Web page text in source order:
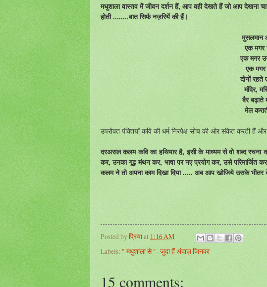
मधुशाला वास्तव में जीवन दर्शन हैं, आप वही देखते हैं जो आप देखना
होती ........बात सिर्फ नज़रियें की हैं।
मुसलमान
एक मगर
एक मगर
एक मगर
दोनों
मंदिर,
बैर बढ़ाते
मेल
उपरोक्त पंक्तियाँ कवि की धर्म निरपेक्ष सोच की ओर संकेत करती हैं
दरअसल कलम कवि का हथियार है, इसी के माध्यम से वो शब्द
कर, उनका गूढ़ मंथन कर, भाषा पर नए प्रयोग कर, उसे
कलमने तो अपना काम दिखा दिया ..... अब आप खोजिये उसके भीतर
Posted byप्रियाat 1:16 AM
Labels: " मधुशाला से "- जुदा हैं अंदाज़ जिनका
15 comments: